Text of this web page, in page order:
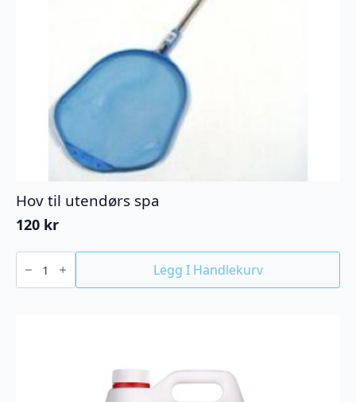
Hov til utendørs spa
120 kr
Hov
spa
Legg I Handlekurv